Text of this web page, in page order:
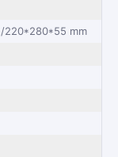
220*280*55 mm